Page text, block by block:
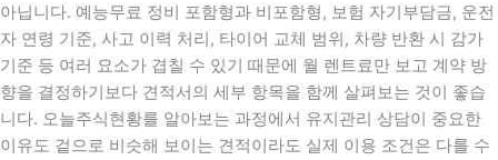
아닙니다. 예능무료 정비 포함형과 비포함형, 보험 자기부담금, 운전
자 연령 기준, 사고 이력 처리, 타이어 교체 범위, 차량 반환 시 감가
기준 등 여러 요소가 겹칠 수 있기 때문에 월 렌트료만 보고 계약 방
향을 결정하기보다 견적서의 세부 항목을 함께 살펴보는 것이 좋습
니다. 오늘주식현황를 알아보는 과정에서 유지관리 상담이 중요한
이유도 겉으로 비슷해 보이는 견적이라도 실제 이용 조건은 다를 수